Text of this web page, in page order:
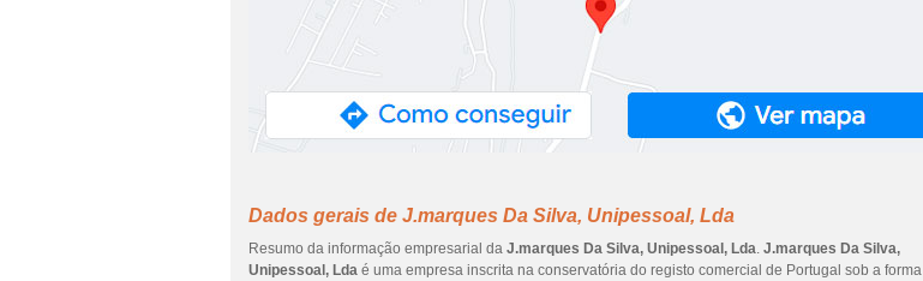
Dados gerais de J.marques Da Silva, Unipessoal, Lda
Resumo da informação empresarial da J.marques Da Silva, Unipessoal, Lda. J.marques Da Silva,
Unipessoal, Lda é uma empresa inscrita na conservatória do registo comercial de Portugal sob a forma